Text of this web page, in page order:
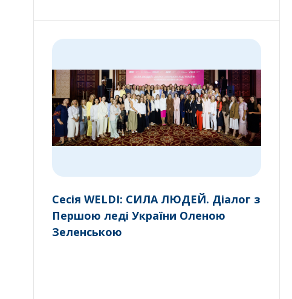
Сесія WELDI: СИЛА ЛЮДЕЙ. Діалог з
Першою леді України Оленою
Зеленською